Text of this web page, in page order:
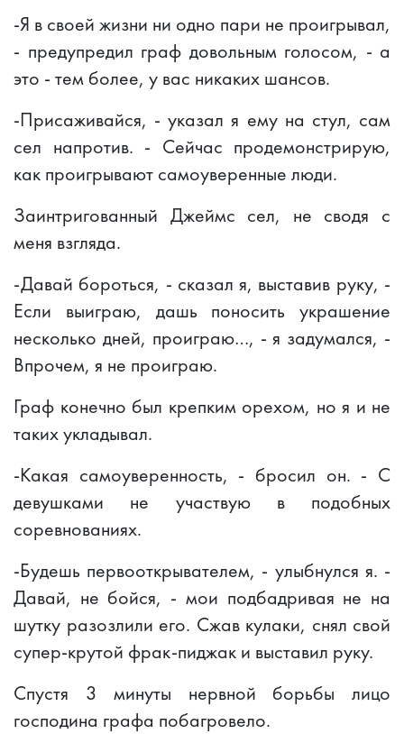
-Я в своей жизни ни одно пари не проигрывал,
- предупредил граф довольным голосом, - а
это - тем более, у вас никаких шансов.
-Присаживайся, - указал я ему на стул, сам
сел напротив. - Сейчас продемонстрирую,
как проигрывают самоуверенные люди.
Заинтригованный Джеймс сел, не сводя с
меня взгляда.
-Давай бороться, - сказал я, выставив руку, -
Если выиграю, дашь поносить украшение
несколько дней, проиграю…, - я задумался, -
Впрочем, я не проиграю.
Граф конечно был крепким орехом, но я и не
таких укладывал.
-Какая самоуверенность, - бросил он. - С
девушками не участвую в подобных
соревнованиях.
-Будешь первооткрывателем, - улыбнулся я. -
Давай, не бойся, - мои подбадривая не на
шутку разозлили его. Сжав кулаки, снял свой
супер-крутой фрак-пиджак и выставил руку.
Спустя 3 минуты нервной борьбы лицо
господина графа побагровело.